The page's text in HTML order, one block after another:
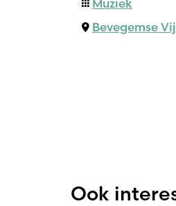
Muziek
Bevegemse
Ook